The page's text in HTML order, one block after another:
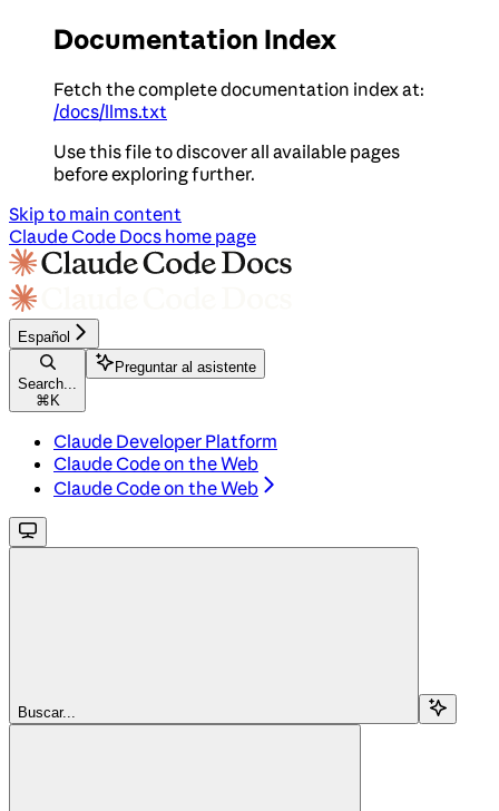
Documentation Index
Fetch the complete documentation index at:
/docs/llms.txt
Use this file to discover all available pages
before exploring further.
Skip to main content
Claude Code Docs home page
Español
Search...
⌘ K
Preguntar al asistente
Claude Developer Platform
Claude Code on the Web
Claude Code on the Web
Buscar...